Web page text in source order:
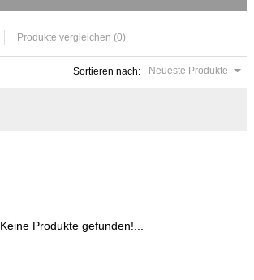
Produkte vergleichen (0)
Sortieren nach: Neueste Produkte
Keine Produkte gefunden!...